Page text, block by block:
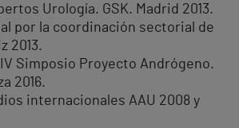
Urología. GSK. Madrid 2013.
por la coordinación sectorial de
2013.
Simposio Proyecto Andrógeno.
2016.
internacionales AAU 2008 y